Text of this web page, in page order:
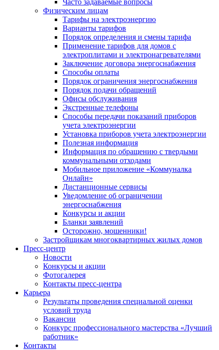
Часто задаваемые вопросы
Физическим лицам
Тарифы на электроэнергию
Варианты тарифов
Порядок определения и смены тарифа
Применение тарифов для домов с
электроплитами и электронагревателями
Заключение договора энергоснабжения
Способы оплаты
Порядок ограничения энергоснабжения
Порядок подачи обращений
Офисы обслуживания
Экстренные телефоны
Способы передачи показаний приборов
учета электроэнергии
Установка приборов учета электроэнергии
Полезная информация
Информация по обращению с твердыми
коммунальными отходами
Мобильное приложение «Коммуналка
Онлайн»
Дистанционные сервисы
Уведомление об ограничении
энергоснабжения
Конкурсы и акции
Бланки заявлений
Осторожно, мошенники!
Застройщикам многоквартирных жилых домов
Пресс-центр
Новости
Конкурсы и акции
Фотогалерея
Контакты пресс-центра
Карьера
Результаты проведения специальной оценки
условий труда
Вакансии
Конкурс профессионального мастерства «Лучший
работник»
Контакты